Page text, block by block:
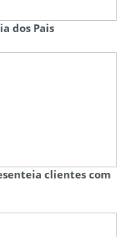
dos Pais
clientes com